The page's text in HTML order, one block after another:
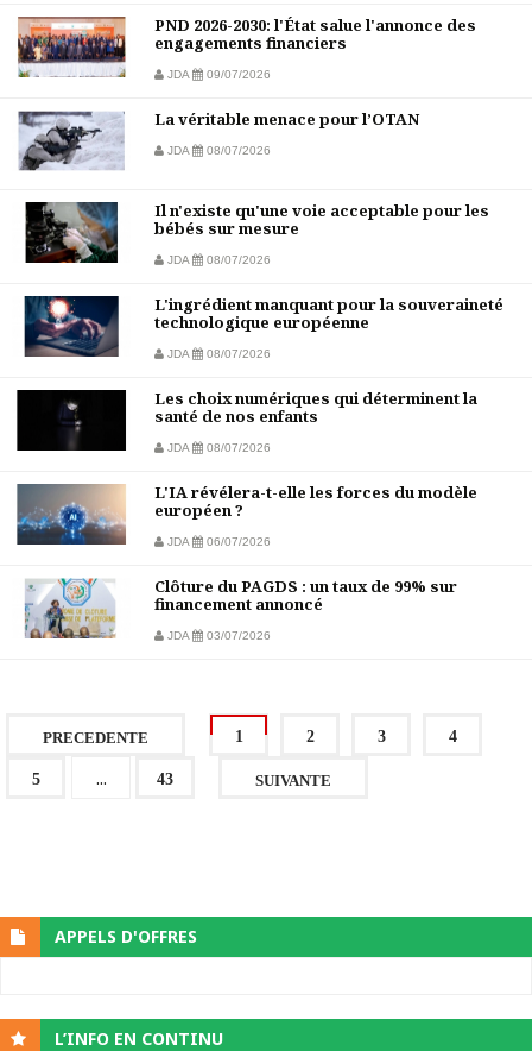
PND 2026-2030: l'État salue l'annonce des
engagements financiers
JDA 09/07/2026
La véritable menace pour l’OTAN
JDA 08/07/2026
Il n'existe qu'une voie acceptable pour les
bébés sur mesure
JDA 08/07/2026
L'ingrédient manquant pour la souveraineté
technologique européenne
JDA 08/07/2026
Les choix numériques qui déterminent la
santé de nos enfants
JDA 08/07/2026
L'IA révélera-t-elle les forces du modèle
européen ?
JDA 06/07/2026
Clôture du PAGDS : un taux de 99% sur
financement annoncé
JDA 03/07/2026
PRECEDENTE 1 2 3 4
5 ... 43 SUIVANTE
APPELS D'OFFRES
L’INFO EN CONTINU